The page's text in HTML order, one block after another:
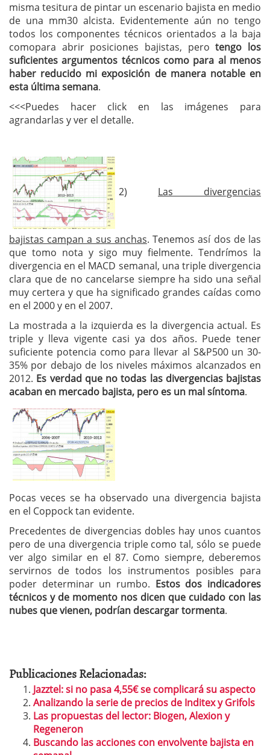
misma tesitura de pintar un escenario bajista en medio
de una mm30 alcista. Evidentemente aún no tengo
todos los componentes técnicos orientados a la baja
comopara abrir posiciones bajistas, perotengo los
suficientes argumentos técnicos como para al menos
haber reducido mi exposición de manera notable en
esta última semana.
<<<Puedes hacer click en las imágenes para
agrandarlas y ver el detalle.
2) Las divergencias
bajistas campan a sus anchas. Tenemos así dos de las
que tomo nota y sigo muy fielmente. Tendrímos la
divergencia en el MACD semanal, una triple divergencia
clara que de no cancelarse siempre ha sido una señal
muy certera y que ha significado grandes caídas como
en el 2000 y en el 2007.
La mostrada a la izquierda es la divergencia actual. Es
triple y lleva vigente casi ya dos años. Puede tener
suficiente potencia como para llevar al S&P500 un 30-
35% por debajo de los niveles máximos alcanzados en
2012. Es verdad que no todas las divergencias bajistas
acaban en mercado bajista, pero es un mal síntoma.
Pocas veces se ha observado una divergencia bajista
en el Coppock tan evidente.
Precedentes de divergencias dobles hay unos cuantos
pero de una divergencia triple como tal, sólo se puede
ver algo similar en el 87. Como siempre, deberemos
servirnos de todos los instrumentos posibles para
poder determinar un rumbo. Estos dos indicadores
técnicos y de momento nos dicen que cuidado con las
nubes que vienen, podrían descargar tormenta.
Publicaciones Relacionadas:
Jazztel: si no pasa 4,55€ se complicará su aspecto
Analizando la serie de precios de Inditex y Grifols
Las propuestas del lector: Biogen, Alexion y
Regeneron
Buscando las acciones con envolvente bajista en